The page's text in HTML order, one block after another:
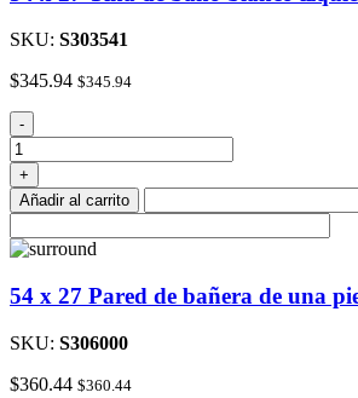
SKU: S303541
$345.94 $345.94
54
x
27
Tina
de
blanco
cantidad
-
+
Añadir al carrito
54 x 27 Pared de bañera de una
SKU: S306000
$360.44 $360.44